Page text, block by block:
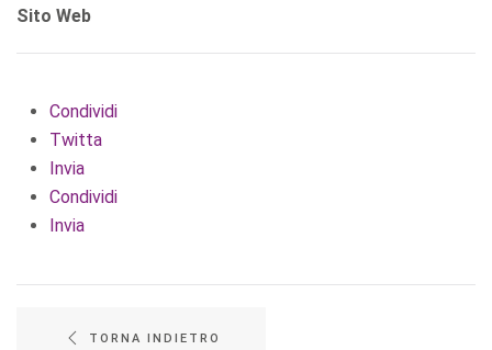
Sito Web
Condividi
Twitta
Invia
Condividi
Invia
TORNA INDIETRO